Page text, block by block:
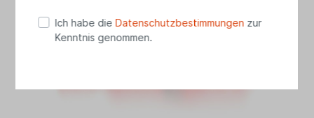
Ich habe dieDatenschutzbestimmungen zur
Kenntnis genommen.